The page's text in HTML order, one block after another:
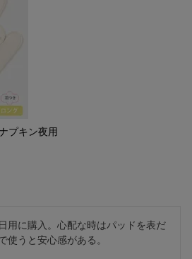
プキン夜用
用に購入。心配な時はパッドを表だ
使うと安心感がある。